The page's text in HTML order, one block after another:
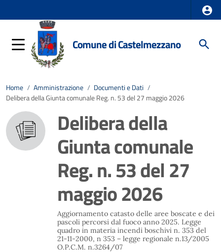
Comune di Castelmezzano
Home / Amministrazione / Documenti e Dati /
Delibera della Giunta comunale Reg. n. 53 del 27 maggio 2026
Delibera della
Giunta comunale
Reg. n. 53 del 27
maggio 2026
Aggiornamento catasto delle aree boscate e dei
pascoli percorsi dal fuoco anno 2025. Legge
quadro in materia incendi boschivi n. 353 del
21-11-2000, n 353 – legge regionale n.13/2005
O.P.C.M. n.3264/07